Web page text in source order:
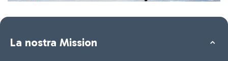
La nostra Mission